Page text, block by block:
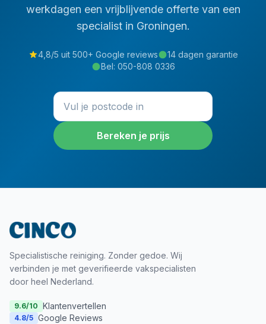
werkdagen een vrijblijvende offerte van een
specialist in Groningen.
4,8/5 uit 500+ Google reviews
14 dagen garantie
Bel: 050-808 0336
Bereken je prijs
Specialistische reiniging. Zonder gedoe. Wij
verbinden je met geverifieerde vakspecialisten
door heel Nederland.
9.6/10 Klantenvertellen
4.8/5 Google Reviews